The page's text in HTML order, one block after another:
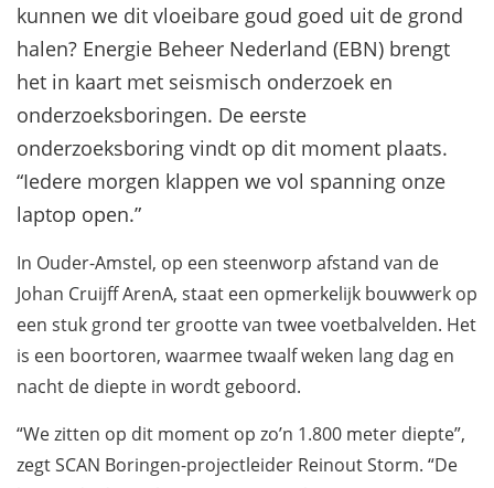
kunnen we dit vloeibare goud goed uit de grond
halen? Energie Beheer Nederland (EBN) brengt
het in kaart met seismisch onderzoek en
onderzoeksboringen. De eerste
onderzoeksboring vindt op dit moment plaats.
“Iedere morgen klappen we vol spanning onze
laptop open.”
In Ouder-Amstel, op een steenworp afstand van de
Johan Cruijff ArenA, staat een opmerkelijk bouwwerk op
een stuk grond ter grootte van twee voetbalvelden. Het
is een boortoren, waarmee twaalf weken lang dag en
nacht de diepte in wordt geboord.
“We zitten op dit moment op zo’n 1.800 meter diepte”,
zegt SCAN Boringen-projectleider Reinout Storm. “De